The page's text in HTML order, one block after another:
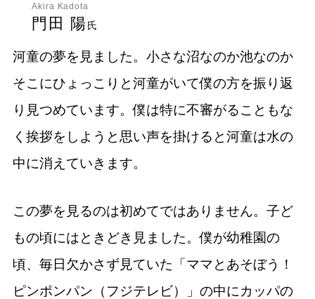
Akira Kadota
門田 陽 氏
河童の夢を見ました。小さな沼なのか池なのか
そこにひょっこりと河童がいて僕の方を振り返
り見つめています。僕は特に不審がることもな
く挨拶をしようと思い声を掛けると河童は水の
中に消えていきます。
この夢を見るのは初めてではありません。子ど
もの頃にはときどき見ました。僕が幼稚園の
頃、毎日欠かさず見ていた「ママとあそぼう！
ピンポンパン（フジテレビ）」の中にカッパの